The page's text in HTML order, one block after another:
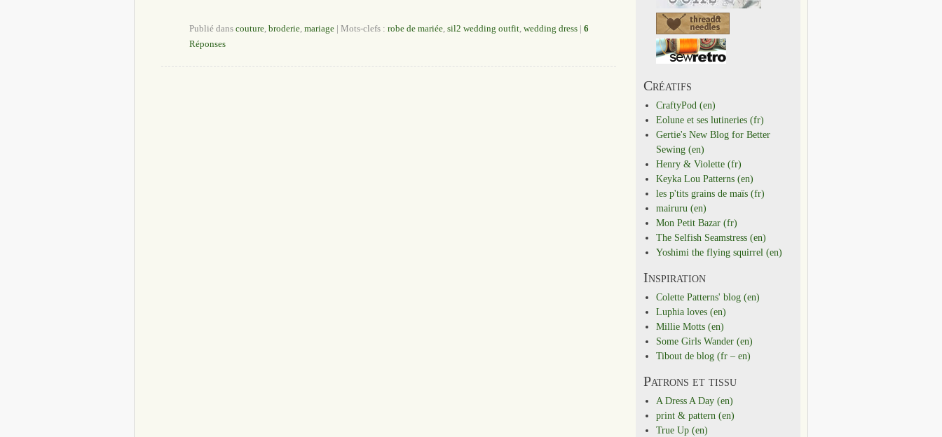
Publié dans couture ,broderie ,mariage |Mots-clefs : robe de mariée ,sil2 wedding outfit ,wedding dress |6
Réponses
Créatifs
CraftyPod (en)
Eolune et ses lutineries (fr)
Gertie's New Blog for Better
Sewing (en)
Henry & Violette (fr)
Keyka Lou Patterns (en)
les p'tits grains de maïs (fr)
mairuru (en)
Mon Petit Bazar (fr)
The Selfish Seamstress (en)
Yoshimi the flying squirrel (en)
Inspiration
Colette Patterns' blog (en)
Luphia loves (en)
Millie Motts (en)
Some Girls Wander (en)
Tibout de blog (fr – en)
Patrons et tissu
A Dress A Day (en)
print & pattern (en)
True Up (en)